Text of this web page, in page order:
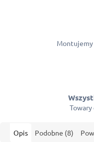
Montujemy
Opis Podobne (8)